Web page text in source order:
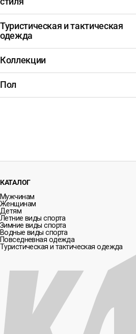
Туристическая и тактическая
одежда
Коллекции
Пол
КАТАЛОГ
Мужчинам
Женщинам
Детям
Летние виды спорта
Зимние виды спорта
Водные виды спорта
Повседневная одежда
Туристическая и тактическая одежда